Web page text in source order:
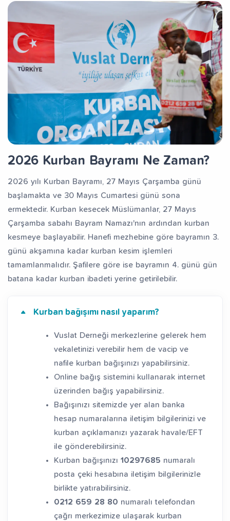
2026 Kurban Bayramı Ne Zaman?
2026 yılı Kurban Bayramı, 27 Mayıs Çarşamba günü
başlamakta ve 30 Mayıs Cumartesi günü sona
ermektedir. Kurban kesecek Müslümanlar, 27 Mayıs
Çarşamba sabahı Bayram Namazı'nın ardından kurban
kesmeye başlayabilir. Hanefi mezhebine göre bayramın 3.
günü akşamına kadar kurban kesim işlemleri
tamamlanmalıdır. Şafilere göre ise bayramın 4. günü gün
batana kadar kurban ibadeti yerine getirilebilir.
Kurban bağışımı nasıl yaparım?
Vuslat Derneği merkezlerine gelerek hem
vekaletinizi verebilir hem de vacip ve
nafile kurban bağışınızı yapabilirsiniz.
Online bağış sistemini kullanarak internet
üzerinden bağış yapabilirsiniz.
Bağışınızı sitemizde yer alan banka
hesap numaralarına iletişim bilgilerinizi ve
kurban açıklamanızı yazarak havale/EFT
ile gönderebilirsiniz.
Kurban bağışınızı 10297685 numaralı
posta çeki hesabına iletişim bilgilerinizle
birlikte yatırabilirsiniz.
0212 659 28 80 numaralı telefondan
çağrı merkezimize ulaşarak kurban